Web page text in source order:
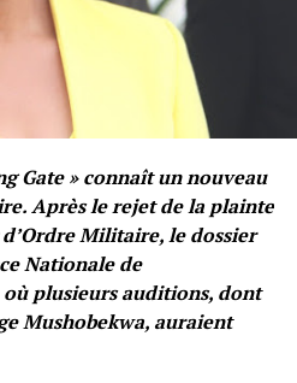
Gate » connaît un nouveau
Après le rejet de la plainte
Militaire, le dossier
Nationale de
où plusieurs auditions, dont
Mushobekwa, auraient